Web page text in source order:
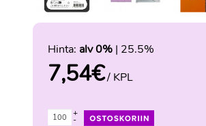
Hinta: alv 0% | 25.5%
7,54€/ KPL
-
+